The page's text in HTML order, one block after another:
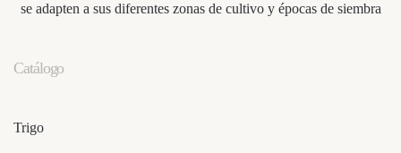
se adapten a sus diferentes zonas de cultivo y épocas de siembra
Catálogo
Trigo